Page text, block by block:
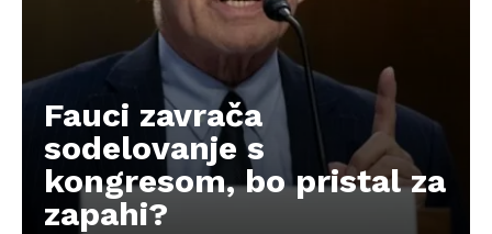
Fauci zavrača
sodelovanje s
kongresom, bo pristal za
zapahi?